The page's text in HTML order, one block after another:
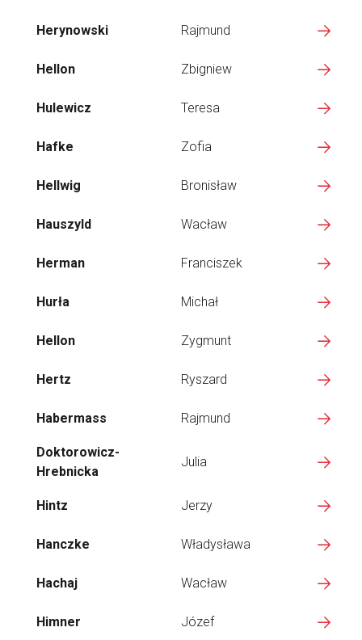
Herynowski Rajmund
Hellon Zbigniew
Hulewicz Teresa
Hafke Zofia
Hellwig Bronisław
Hauszyld Wacław
Herman Franciszek
Hurła Michał
Hellon Zygmunt
Hertz Ryszard
Habermass Rajmund
Doktorowicz-
Hrebnicka
Julia
Hintz Jerzy
Hanczke Władysława
Hachaj Wacław
Himner Józef